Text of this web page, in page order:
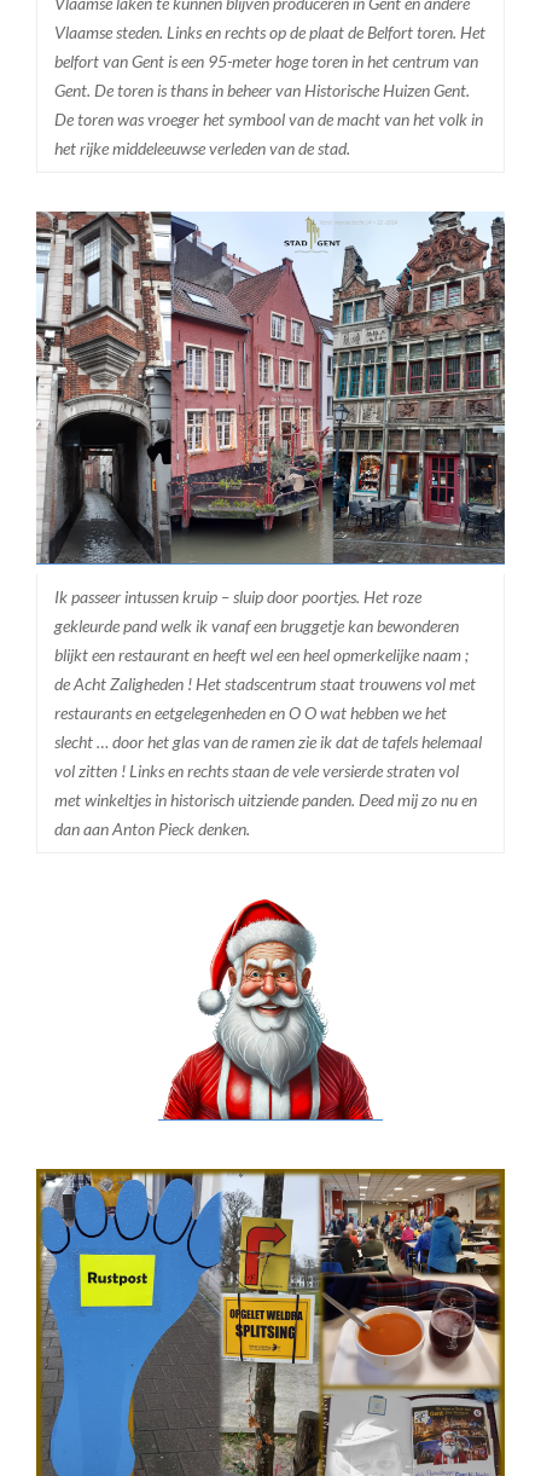
Vlaamse steden. Links en rechts op de plaat de Belfort toren. Het
belfort van Gent is een 95-meter hoge toren in het centrum van
Gent. De toren is thans in beheer van Historische Huizen Gent.
De toren was vroeger het symbool van de macht van het volk in
het rijke middeleeuwse verleden van de stad.
Ik passeer intussen kruip – sluip door poortjes. Het roze
gekleurde pand welk ik vanaf een bruggetje kan bewonderen
blijkt een restaurant en heeft wel een heel opmerkelijke naam ;
de Acht Zaligheden ! Het stadscentrum staat trouwens vol met
restaurants en eetgelegenheden en O O wat hebben we het
slecht … door het glas van de ramen zie ik dat de tafels helemaal
vol zitten ! Links en rechts staan de vele versierde straten vol
met winkeltjes in historisch uitziende panden. Deed mij zo nu en
dan aan Anton Pieck denken.